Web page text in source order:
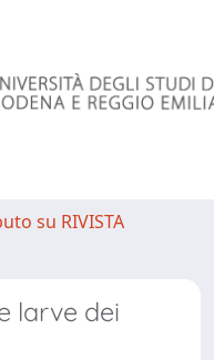
su RIVISTA
larve dei